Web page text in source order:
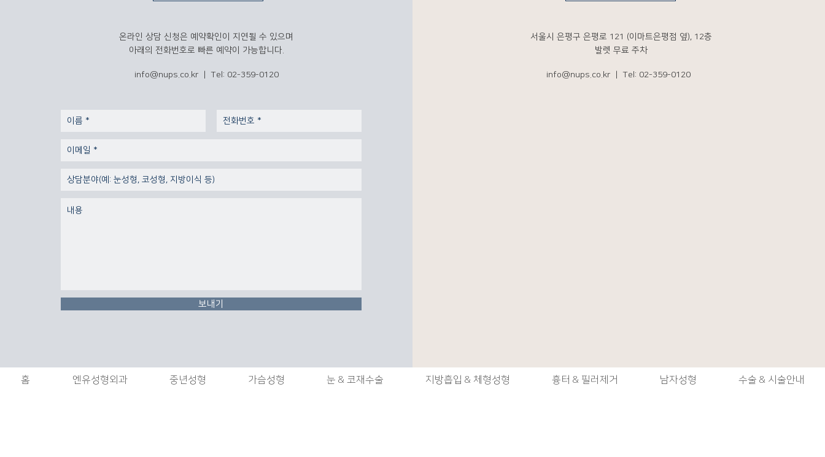
온라인 상담 신청은 예약확인이 지연될 수 있으며
​아래의 전화번호로 빠른 예약이 가능합니다.
info@nups.co.kr| Tel: 02-359-0120
보내기
서울시 은평구 은평로 121 (이마트은평점 옆), 12층
발렛 무료 주차
info@nups.co.kr| Tel: 02-359-0120
홈 엔유성형외과 중년성형 가슴성형 눈 & 코재수술 지방흡입 & 체형성형 흉터 & 필러제거 남자성형 수술 & 시술안내